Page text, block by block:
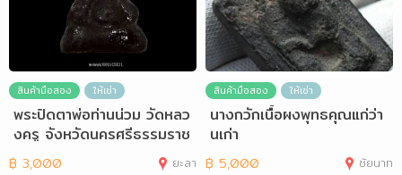
สินค้ามือสอง ให้เช่า
พระปิดตาพ่อท่านน่วม วัดหลว
งครู จังหวัดนครศรีธรรมราช
ปี2517
฿ 3,000 ยะลา
สินค้ามือสอง ให้เช่า
นางกวักเนื้อผงพุทธคุณแก่ว่า
นเก่า
฿ 5,000 ชัยนาท